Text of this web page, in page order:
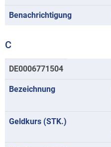
C
Kurse
mit
Anfangsbuchstaben
DE0006771504